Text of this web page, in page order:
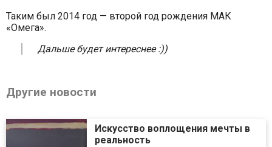
Таким был 2014 год — второй год рождения МАК
«Омега».
Дальше будет интереснее :))
Другие новости
Искусство воплощения мечты в
реальность